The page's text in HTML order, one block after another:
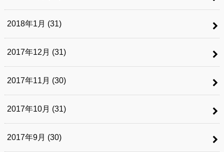
2018年1月 (31)
2017年12月 (31)
2017年11月 (30)
2017年10月 (31)
2017年9月 (30)